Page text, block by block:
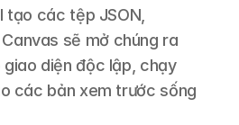
tạo các tệp JSON,
Canvas sẽ mở chúng ra
diện độc lập, chạy
các bản xem trước sống